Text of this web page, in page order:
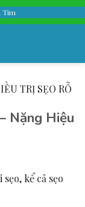
Tim
TRỊ SẸO RỖ
Nặng Hiệu
kể cả sẹo